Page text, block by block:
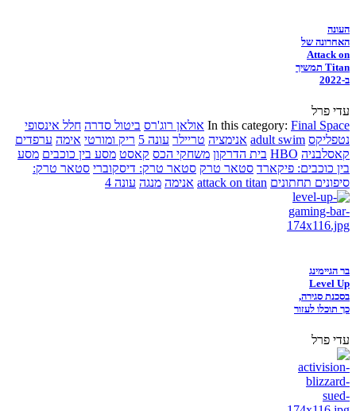
העונה
האחרונה של
Attack on
Titan תמשיך
ב-2022
עדי פרל
In this category: Final Space אולאן רוג'רס ביטול סדרה חלל אינסופי
נטפליקס adult swim אנימציה טריילר עונה 5 ריק ומורטי אימה ערפדים
קאסלבניה HBO בית הדרקון משחקי הכס קאסט מסע בין כוכבים מסע
בין כוכבים: פיקארד סטאר טרק סטאר טרק: דיסקוברי סטאר טרק:
סיפונים תחתונים attack on titan אנימה מנגה עונה 4
בר הגיימינג
Level Up
בסכנת סגירה,
כך תוכלו לעזור
עדי פרל